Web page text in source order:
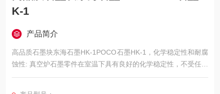
K-1
产品简介
高品质石墨块东海石墨HK-1POCO石墨HK-1，化学稳定性和耐腐
蚀性: 真空炉石墨零件在室温下具有良好的化学稳定性，不受任何
强酸，强碱和有机溶剂的腐蚀。这使得石墨部件在使用过程中具